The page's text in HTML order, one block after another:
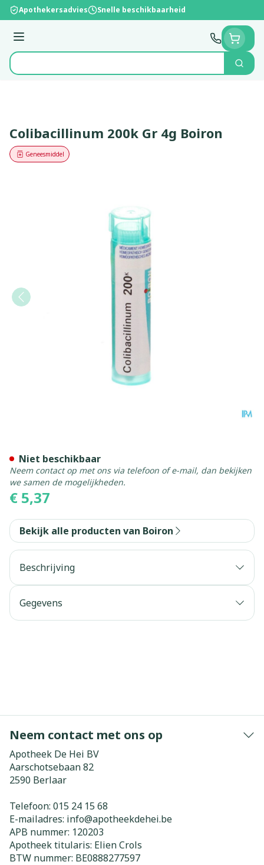
Ga naar de inhoud
Apothekersadvies Snelle beschikbaarheid
Menu
Product, merk, categorie...
Zoek
Colibacillinum 200k Gr 4g Boiron
Geneesmiddel
€ 5,37
Niet beschikbaar
Neem contact op met ons via telefoon of e-mail, dan bekijken
we samen de mogelijkheden.
Bekijk alle producten van Boiron
Beschrijving
Gegevens
Neem contact met ons op
Apotheek De Hei BV
Aarschotsebaan 82
2590 Berlaar
Telefoon: 015 24 15 68
E-mailadres: info@apotheekdehei.be
APB nummer: 120203
Apotheek titularis: Elien Crols
BTW nummer: BE0888277597